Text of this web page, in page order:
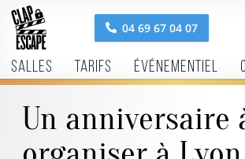
04 69 67 04 07
Salles Tarifs Événementiel
Un anniversaire